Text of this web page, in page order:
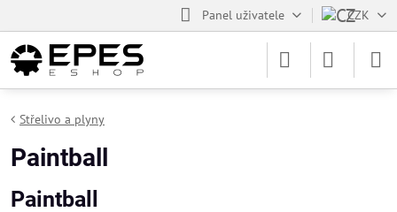
Panel uživatele CZK
Střelivo a plyny
Paintball
Paintball